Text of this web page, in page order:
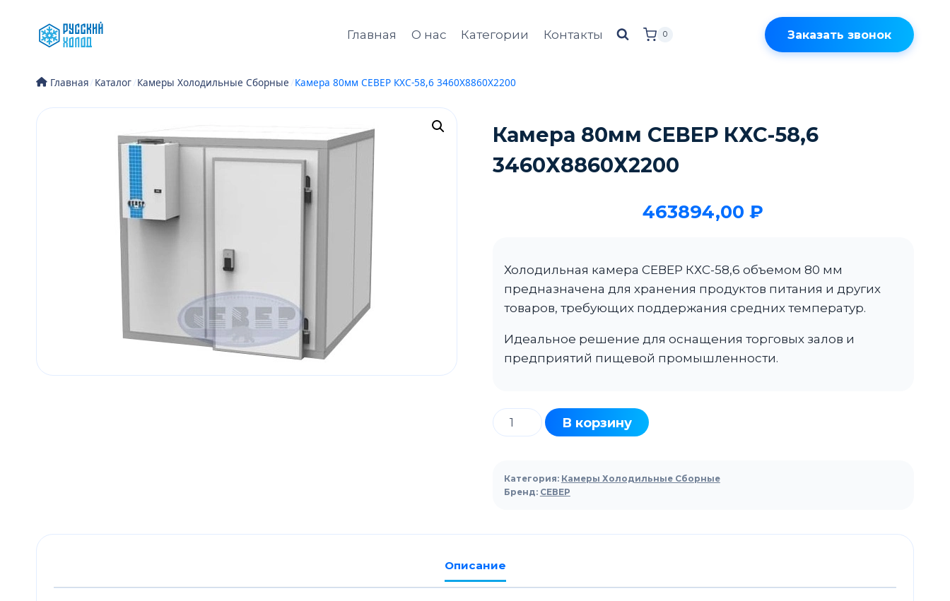
содержимому
Главная О нас Категории Контакты 0 Заказать звонок
Главная/Каталог/Камеры Холодильные Сборные /Камера 80мм СЕВЕР КХС-58,6 3460Х8860Х2200
Камера 80мм СЕВЕР КХС-58,6
3460Х8860Х2200
463894,00₽
Холодильная камера СЕВЕР КХС-58,6 объемом 80 мм
предназначена для хранения продуктов питания и других
товаров, требующих поддержания средних температур.
Идеальное решение для оснащения торговых залов и
предприятий пищевой промышленности.
Количество
товара
80мм
СЕВЕР
3460Х8860Х2200
В корзину
Категория: Камеры Холодильные Сборные
Бренд: СЕВЕР
Описание